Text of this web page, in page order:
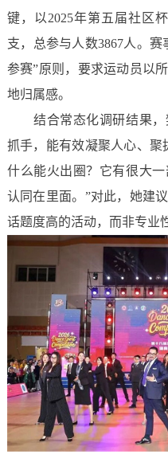
键，以2025年第五届社区
支，总参与人数3867人。
参赛”原则，要求运动员以
地归属感。
结合常态化调研结果，
抓手，能有效凝聚人心、聚
什么能火出圈？它有很大
认同在里面。”对此，她建
话题度高的活动，而非专业